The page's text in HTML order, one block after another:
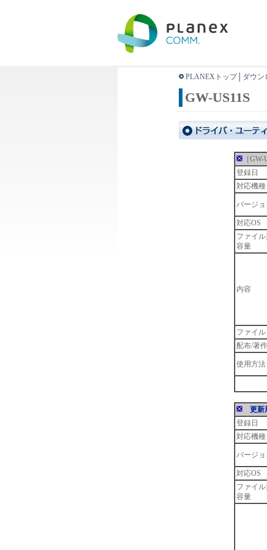
PLANEXトップ│ ダウン
GW-US11S
［GW-
登録日
対応機種
バージョ
対応OS
ファイ
容量
内容
ファイル
配布/著
使用方法
更新
登録日
対応機種
バージョ
対応OS
ファイ
容量